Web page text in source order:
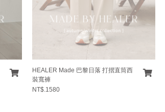
HEALER Made 巴黎日落 打摺直筒西
裝寬褲
NT$.1580